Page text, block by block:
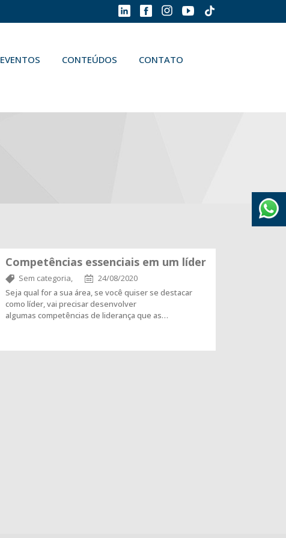
EVENTOS CONTEÚDOS CONTATO
Competências essenciais em um líder
Sem categoria,
24/08/2020
Seja qual for a sua área, se você quiser se destacar
como líder, vai precisar desenvolver
algumas competências de liderança que as…